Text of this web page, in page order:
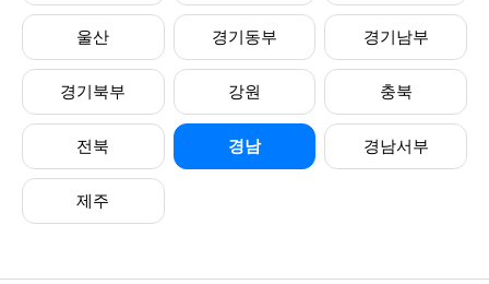
울산 경기동부 경기남부
경기북부 강원 충북
전북 경남 경남서부
제주